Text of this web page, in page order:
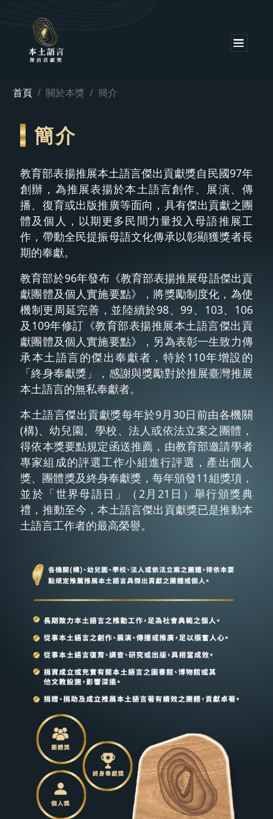
首頁 關於本獎 簡介
簡介
教育部表揚推展本土語言傑出貢獻獎自民國97年
創辦，為推展表揚於本土語言創作、展演、傳
播、復育或出版推廣等面向，具有傑出貢獻之團
體及個人，以期更多民間力量投入母語推展工
作，帶動全民提振母語文化傳承以彰顯獲獎者長
期的奉獻。
教育部於96年發布《教育部表揚推展母語傑出貢
獻團體及個人實施要點》，將獎勵制度化，為使
機制更周延完善，並陸續於98、99、103、106
及109年修訂《教育部表揚推展本土語言傑出貢
獻團體及個人實施要點》，另為表彰一生致力傳
承本土語言的傑出奉獻者，特於110年增設的
「終身奉獻獎」，感謝與獎勵對於推展臺灣推展
本土語言的無私奉獻者。
本土語言傑出貢獻獎每年於9月30日前由各機關
(構)、幼兒園、學校、法人或依法立案之團體，
得依本獎要點規定函送推薦，由教育部邀請學者
專家組成的評選工作小組進行評選，產出個人
獎、團體獎及終身奉獻獎，每年頒發11組獎項，
並於「世界母語日」（2月21日）舉行頒獎典
禮，推動至今，本土語言傑出貢獻獎已是推動本
土語言工作者的最高榮譽。